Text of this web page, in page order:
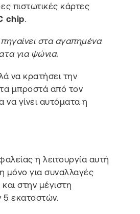
πιστωτικές κάρτες
chip.
στα αγαπημένα
για ψώνια.
να κρατήσει την
μπροστά από τον
να γίνει αυτόματα η
η λειτουργία αυτή
μόνο για συναλλαγές
στην μέγιστη
εκατοστών.